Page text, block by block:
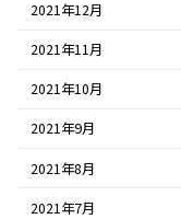
2021年12月
2021年11月
2021年10月
2021年9月
2021年8月
2021年7月